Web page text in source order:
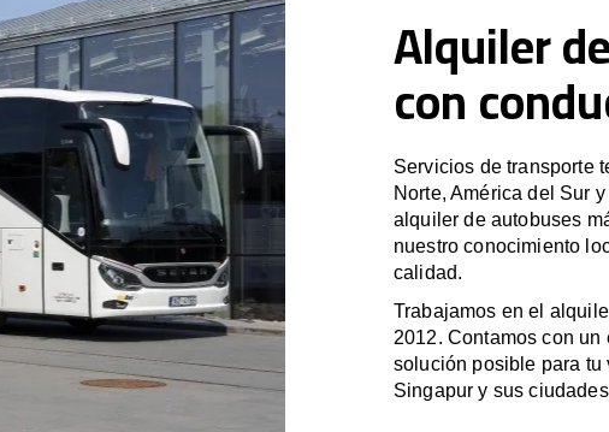
Alquiler
con
Servicios de transporte
Norte, América del Sur
alquiler de autobuses
nuestro conocimiento
calidad.
Trabajamos en el
2012. Contamos con
solución posible para tu
Singapur y sus